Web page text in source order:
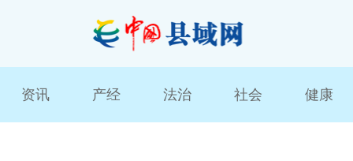
资讯 产经 法治 社会 健康